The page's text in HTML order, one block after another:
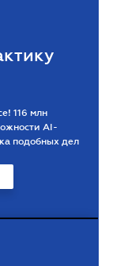
116 млн
АІ-
подобных дел